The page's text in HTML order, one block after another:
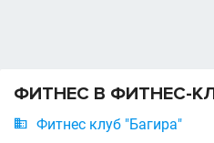
ФИТНЕС В ФИТНЕС-
 Фитнес клуб "Багира"